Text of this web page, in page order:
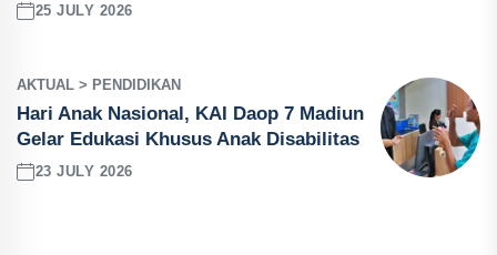
25 JULY 2026
AKTUAL > PENDIDIKAN
Hari Anak Nasional, KAI Daop 7 Madiun
Gelar Edukasi Khusus Anak Disabilitas
23 JULY 2026